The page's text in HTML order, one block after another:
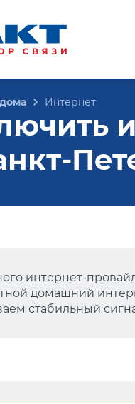
Интернет
интернет-
домашний
стабильный